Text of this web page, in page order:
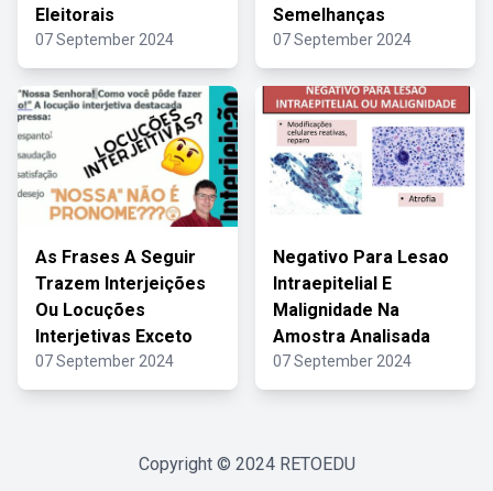
Eleitorais
07 September 2024
Semelhanças
07 September 2024
As Frases A Seguir
Trazem Interjeições
Ou Locuções
Interjetivas Exceto
07 September 2024
Negativo Para Lesao
Intraepitelial E
Malignidade Na
Amostra Analisada
07 September 2024
Copyright © 2024 RETOEDU